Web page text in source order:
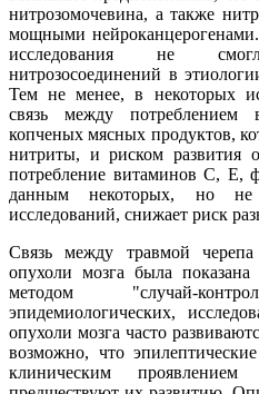
нитрозомочевина, а также
мощными
исследования не
нитрозосоединений в
Тем не менее, в некоторых
связь между
копченых мясных продуктов,
нитриты, и риском развития
потребление витаминов С, Е,
данным некоторых, но не
исследований, снижает риск
Связь между травмой
опухоли мозга была показана
методом "случай-
эпидемиологических,
опухоли мозга часто
возможно, что
клиническим